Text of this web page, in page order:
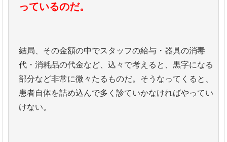
っているのだ。
結局、その金額の中でスタッフの給与・器具の消毒
代・消耗品の代金など、込々で考えると、黒字になる
部分など非常に微々たるものだ。そうなってくると、
患者自体を詰め込んで多く診ていかなければやってい
けない。